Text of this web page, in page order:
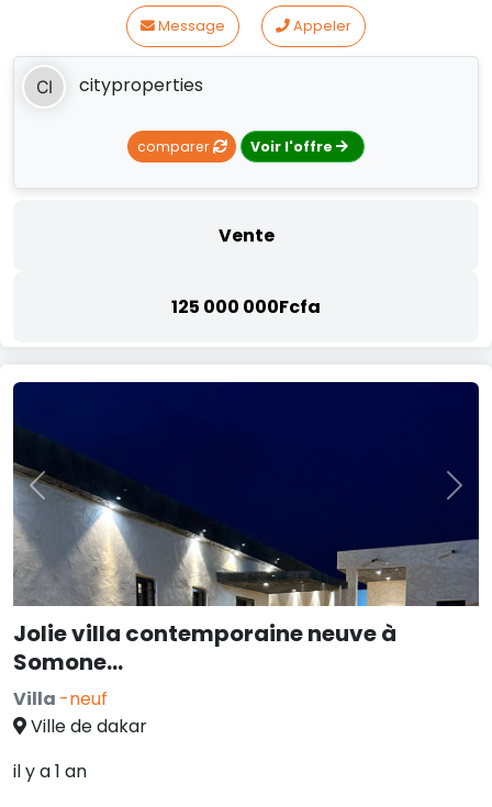
Message Appeler
cityproperties
comparer Voir l'offre
Vente
125 000 000Fcfa
Previous Next
Jolie villa contemporaine neuve à
Somone…
Villa -neuf
Ville de dakar
il y a 1 an